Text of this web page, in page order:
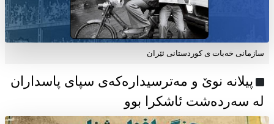
سازمانی خەبات ی كوردستانی ئێران
پیلانە نوێ و مەترسیدارەکەی سپای پاسداران
لە سەردەشت ئاشکرا بوو